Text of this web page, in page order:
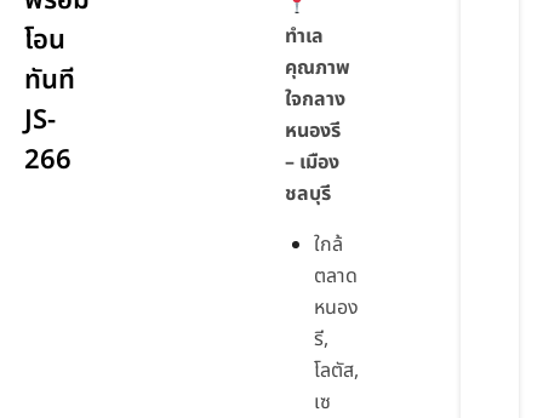
โอน
ทันที
JS-
266
ทำเล
คุณภาพ
ใจกลาง
หนองรี
– เมือง
ชลบุรี
ใกล้
ตลาด
หนอง
รี,
โลตัส,
เซ